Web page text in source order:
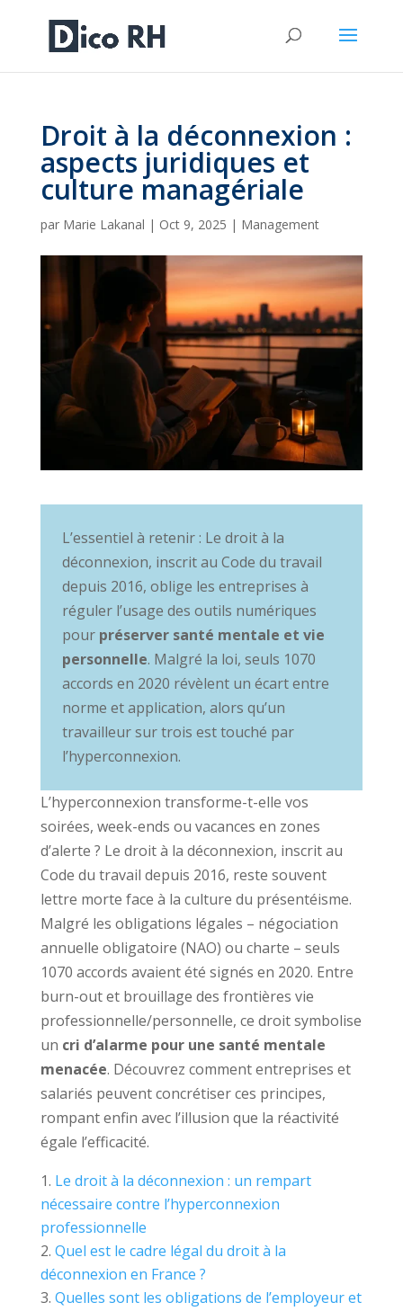
Droit à la déconnexion :
aspects juridiques et
culture managériale
par Marie Lakanal | Oct 9, 2025 | Management
L’essentiel à retenir : Le droit à la
déconnexion, inscrit au Code du travail
depuis 2016, oblige les entreprises à
réguler l’usage des outils numériques
pour préserver santé mentale et vie
personnelle. Malgré la loi, seuls 1070
accords en 2020 révèlent un écart entre
norme et application, alors qu’un
travailleur sur trois est touché par
l’hyperconnexion.
L’hyperconnexion transforme-t-elle vos
soirées, week-ends ou vacances en zones
d’alerte ? Le droit à la déconnexion, inscrit au
Code du travail depuis 2016, reste souvent
lettre morte face à la culture du présentéisme.
Malgré les obligations légales – négociation
annuelle obligatoire (NAO) ou charte – seuls
1070 accords avaient été signés en 2020. Entre
burn-out et brouillage des frontières vie
professionnelle/personnelle, ce droit symbolise
un cri d’alarme pour une santé mentale
menacée. Découvrez comment entreprises et
salariés peuvent concrétiser ces principes,
rompant enfin avec l’illusion que la réactivité
égale l’efficacité.
Le droit à la déconnexion : un rempart
nécessaire contre l’hyperconnexion
professionnelle
Quel est le cadre légal du droit à la
déconnexion en France ?
Quelles sont les obligations de l’employeur et